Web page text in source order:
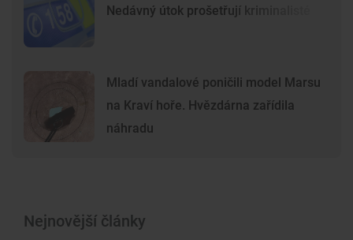
Nedávný útok prošetřují kriminalisté
Mladí vandalové poničili model Marsu
na Kraví hoře. Hvězdárna zařídila
náhradu
Nejnovější články